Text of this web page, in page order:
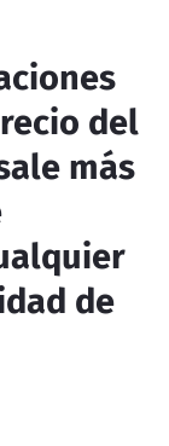
del
más
de